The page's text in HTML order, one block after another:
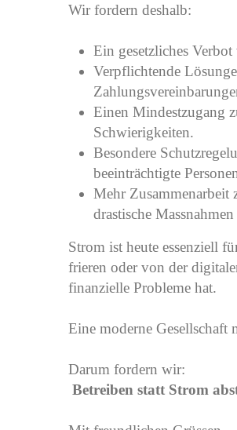
Wir fordern deshalb:
Ein gesetzliches
Verpflichtende
Einen Mindestzugang
Schwierigkeiten.
Besondere
beeinträchtigte
Mehr Zusammenarbeit
drastische
Strom ist heute essenziell
frieren oder von der
finanzielle Probleme hat.
Eine moderne Gesellschaft
Darum fordern wir:
Betreiben statt Strom